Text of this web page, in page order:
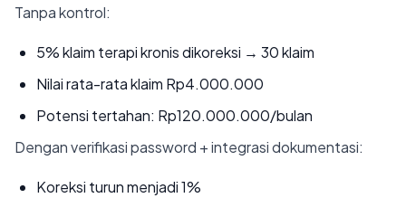
Tanpa kontrol:
5% klaim terapi kronis dikoreksi → 30 klaim
Nilai rata-rata klaim Rp4.000.000
Potensi tertahan: Rp120.000.000/bulan
Dengan verifikasi password + integrasi dokumentasi:
Koreksi turun menjadi 1%